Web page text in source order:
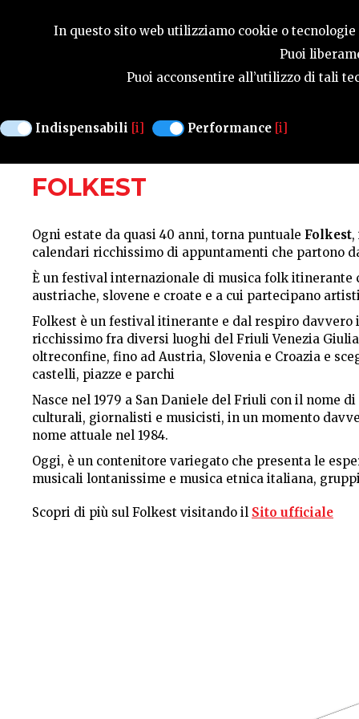
In questo sito web utilizziamo cookie o
Puoi
Puoi acconsentire all’utilizzo di tali
Indispensabili [i] Performance [i]
GUIDA
FOLKEST
Ogni estate da quasi 40 anni, torna puntuale Folkest
calendari ricchissimo di appuntamenti che partono
È un festival internazionale di musica folk
austriache, slovene e croate e a cui partecipano
Folkest è un festival itinerante e dal respiro
ricchissimo fra diversi luoghi del Friuli Venezia
oltreconfine, fino ad Austria, Slovenia e Croazia e
castelli, piazze e parchi
Nasce nel 1979 a San Daniele del Friuli con il nome
culturali, giornalisti e musicisti, in un momento
nome attuale nel 1984.
Oggi, è un contenitore variegato che presenta le
musicali lontanissime e musica etnica italiana,
Scopri di più sul Folkest visitando il Sito ufficiale